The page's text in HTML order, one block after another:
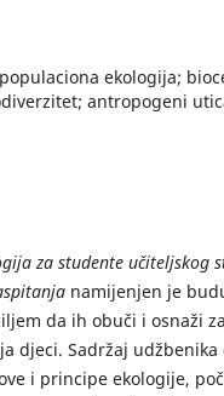
ekologija;
antropogeni
za studente učiteljskog
namijenjen je
da ih obuči i osnaži
djeci. Sadržaj udžbenika
i principe ekologije,